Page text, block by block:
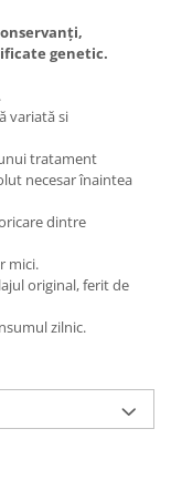
genetic.
variată si
tratament
necesar înaintea
dintre
mici.
original, ferit de
zilnic.